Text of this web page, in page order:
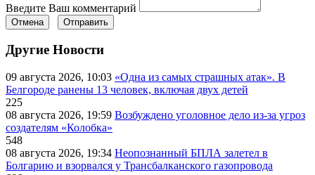
Введите Ваш комментарий
Отмена Отправить
Другие Новости
09 августа 2026, 10:03 «Одна из самых страшных атак». В
Белгороде ранены 13 человек, включая двух детей
225
08 августа 2026, 19:59 Возбуждено уголовное дело из-за угроз
создателям «Колобка»
548
08 августа 2026, 19:34 Неопознанный БПЛА залетел в
Болгарию и взорвался у Трансбалканского газопровода